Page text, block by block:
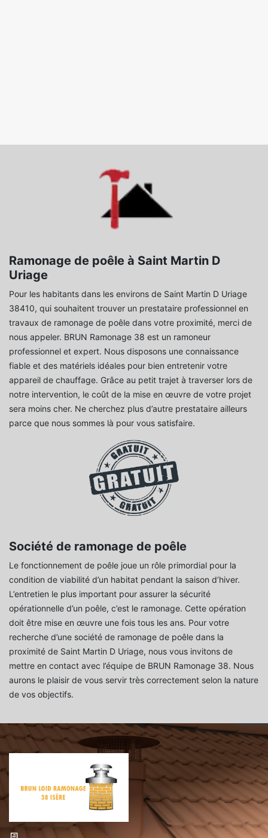
Ramonage de poêle à Saint Martin D
Uriage
Pour les habitants dans les environs de Saint Martin D Uriage
38410, qui souhaitent trouver un prestataire professionnel en
travaux de ramonage de poêle dans votre proximité, merci de
nous appeler. BRUN Ramonage 38 est un ramoneur
professionnel et expert. Nous disposons une connaissance
fiable et des matériels idéales pour bien entretenir votre
appareil de chauffage. Grâce au petit trajet à traverser lors de
notre intervention, le coût de la mise en œuvre de votre projet
sera moins cher. Ne cherchez plus d’autre prestataire ailleurs
parce que nous sommes là pour vous satisfaire.
Société de ramonage de poêle
Le fonctionnement de poêle joue un rôle primordial pour la
condition de viabilité d’un habitat pendant la saison d’hiver.
L’entretien le plus important pour assurer la sécurité
opérationnelle d’un poêle, c’est le ramonage. Cette opération
doit être mise en œuvre une fois tous les ans. Pour votre
recherche d’une société de ramonage de poêle dans la
proximité de Saint Martin D Uriage, nous vous invitons de
mettre en contact avec l’équipe de BRUN Ramonage 38. Nous
aurons le plaisir de vous servir très correctement selon la nature
de vos objectifs.